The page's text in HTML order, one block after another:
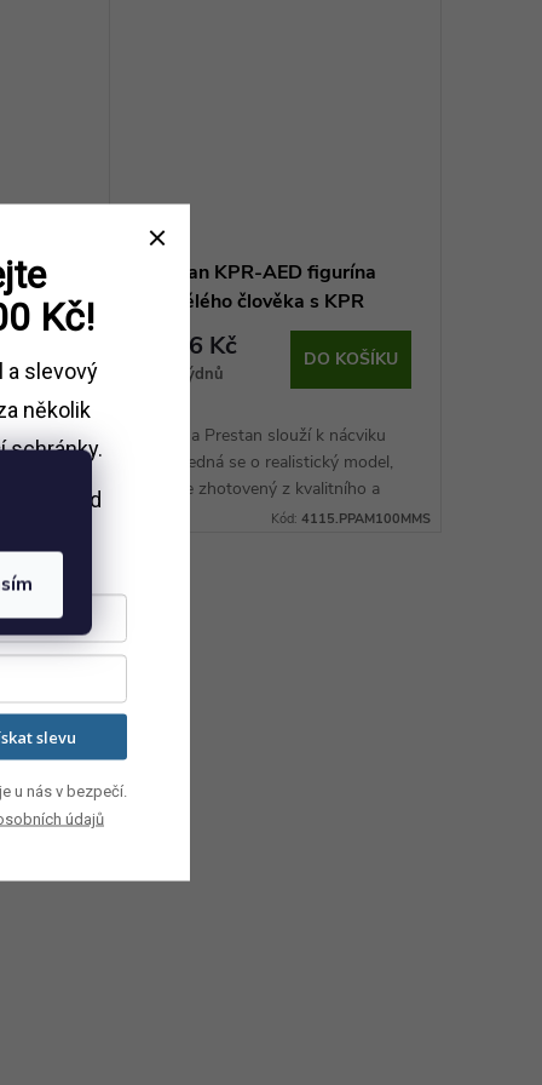
cest –
KOŠÍKU
a
Prestan KPR-AED figurína
dospělého člověka s KPR
monitorem
8 646 Kč
8-10 týdnů
DO KOŠÍKU
Figurína Prestan slouží k nácviku
KPR. Jedná se o realistický model,
který je zhotovený z kvalitního a
odolného materiálu. Simulátor je
Kód: 4115.PPAM100MMS
Kč!
a slevový
několik
schránky.
nad
slevu
u nás v bezpečí.
údajů